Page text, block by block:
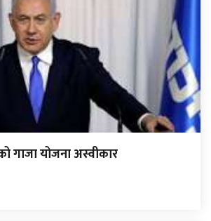
गाजा योजना अस्वीकार